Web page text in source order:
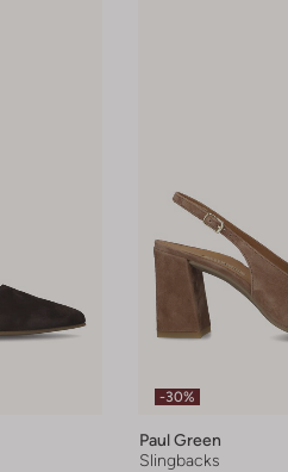
-30%
Paul Green
Slingbacks